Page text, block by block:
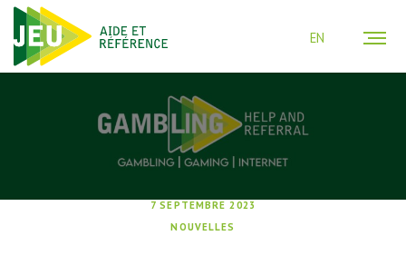
EN
7 SEPTEMBRE 2023
NOUVELLES